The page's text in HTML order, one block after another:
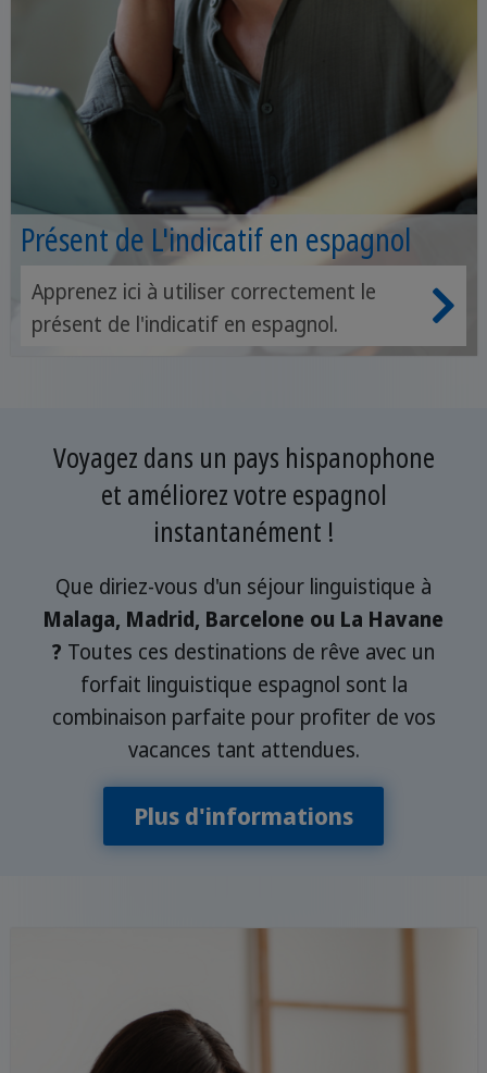
Présent de L'indicatif en espagnol
Apprenez ici à utiliser correctement le
présent de l'indicatif en espagnol.
Voyagez dans un pays hispanophone
et améliorez votre espagnol
instantanément !
Que diriez-vous d'un séjour linguistique à
Malaga, Madrid, Barcelone ou La Havane
? Toutes ces destinations de rêve avec un
forfait linguistique espagnol sont la
combinaison parfaite pour profiter de vos
vacances tant attendues.
Plus d'informations